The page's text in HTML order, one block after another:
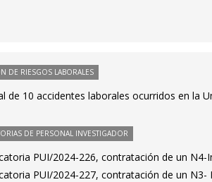
DE RIESGOS LABORALES
de 10 accidentes laborales ocurridos en la
DE PERSONAL INVESTIGADOR
PUI/2024-226, contratación de un N4-
PUI/2024-227, contratación de un N3-